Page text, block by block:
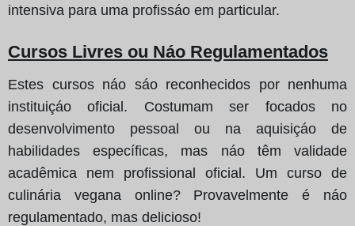
intensiva para uma profissáo em particular.
Cursos Livres ou Náo Regulamentados
Estes cursos náo sáo reconhecidos por nenhuma
instituiçáo oficial. Costumam ser focados no
desenvolvimento pessoal ou na aquisiçáo de
habilidades específicas, mas náo têm validade
acadêmica nem profissional oficial. Um curso de
culinária vegana online? Provavelmente é náo
regulamentado, mas delicioso!